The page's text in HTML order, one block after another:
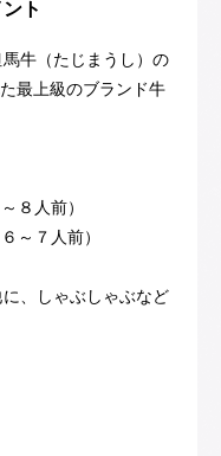
ト
牛（たじまうし）の
最上級のブランド牛
８人前）
～７人前）
、しゃぶしゃぶなど